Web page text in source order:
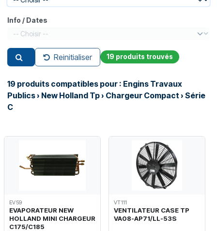
Info / Dates
Reinitialiser 19 produits trouvés
19 produits compatibles pour : Engins Travaux
Publics › New Holland Tp › Chargeur Compact › Série
C
EV59
EVAPORATEUR NEW
HOLLAND MINI CHARGEUR
C175/C185
VT111
VENTILATEUR CASE TP
VA08-AP71/LL-53S